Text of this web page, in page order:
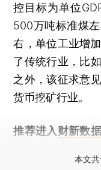
控目标为单位
500万吨标准煤
右，单位工业增
了传统行业，比
之外，该征求意
货币挖矿行业。
推荐进入 财新数
本文